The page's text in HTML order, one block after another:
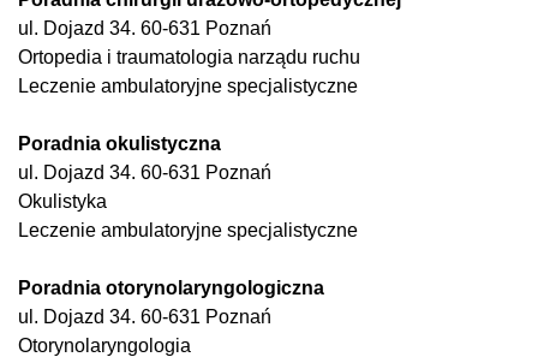
ul. Dojazd 34. 60-631 Poznań
Ortopedia i traumatologia narządu ruchu
Leczenie ambulatoryjne specjalistyczne
Poradnia okulistyczna
ul. Dojazd 34. 60-631 Poznań
Okulistyka
Leczenie ambulatoryjne specjalistyczne
Poradnia otorynolaryngologiczna
ul. Dojazd 34. 60-631 Poznań
Otorynolaryngologia